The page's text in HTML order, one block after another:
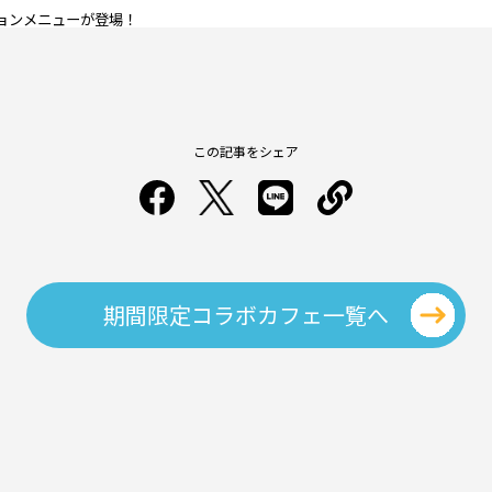
ンメニューが登場！
この記事をシェア
期間限定コラボカフェ一覧へ